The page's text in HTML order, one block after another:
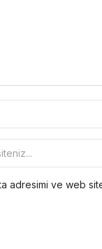
adresimi ve web